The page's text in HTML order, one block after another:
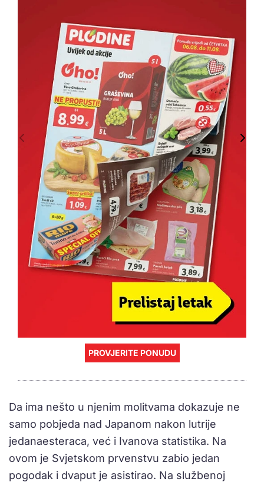
PROVJERITE PONUDU
Da ima nešto u njenim molitvama dokazuje ne
samo pobjeda nad Japanom nakon lutrije
jedanaesteraca, već i Ivanova statistika. Na
ovom je Svjetskom prvenstvu zabio jedan
pogodak i dvaput je asistirao. Na službenoj